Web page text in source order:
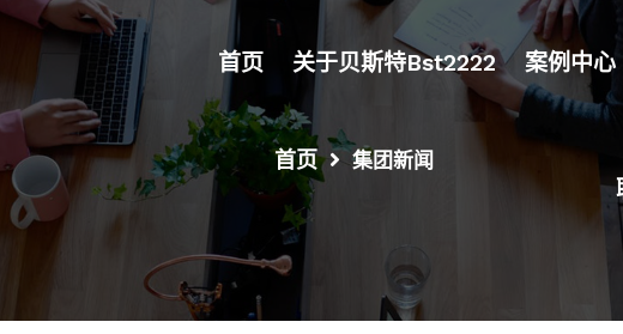
首页 关于贝斯特bst2222 案例中心
首页 集团新闻